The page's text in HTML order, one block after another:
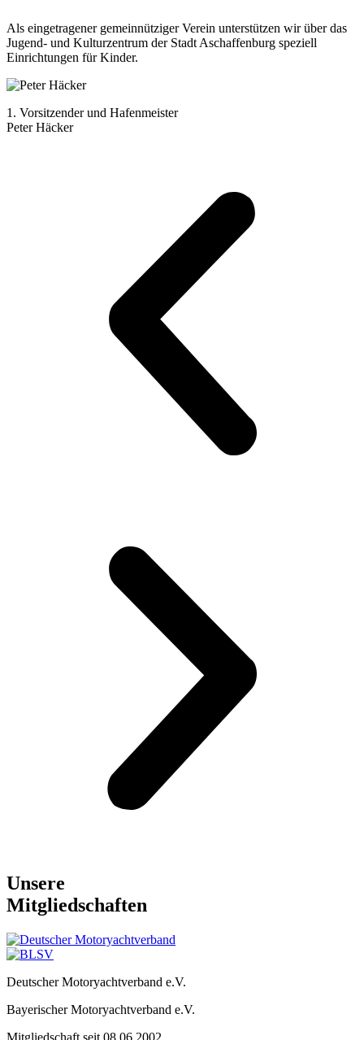
Als eingetragener gemeinnütziger Verein unterstützen wir über das
Jugend- und Kulturzentrum der Stadt Aschaffenburg speziell
Einrichtungen für Kinder.
1. Vorsitzender und Hafenmeister
Peter Häcker
Unsere
Mitgliedschaften
Deutscher Motoryachtverband e.V.
Bayerischer Motoryachtverband e.V.